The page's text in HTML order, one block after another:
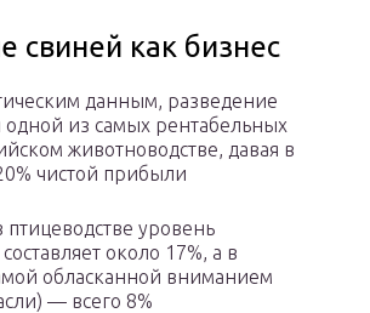
свиней как бизнес
данным, разведение
одной из самых рентабельных
животноводстве, давая в
чистой прибыли
птицеводстве уровень
около 17%, а в
обласканной вниманием
— всего 8%